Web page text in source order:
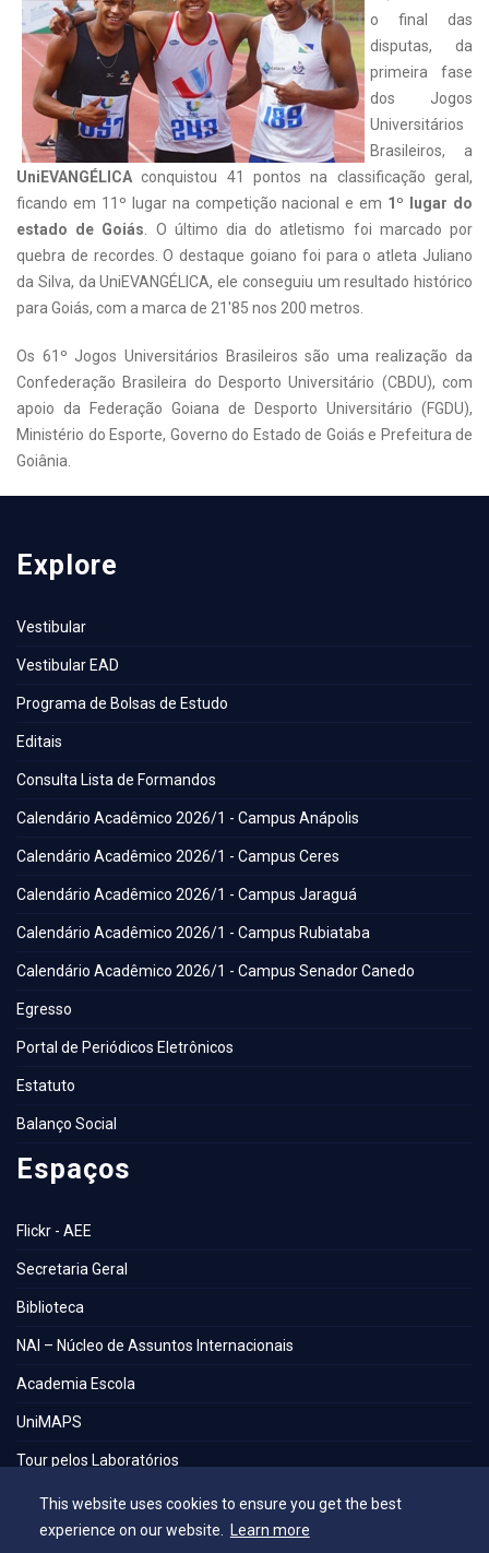
This website uses cookies to ensure you get the best
experience on our website. Learn more
o final das
disputas, da
primeira fase
dos Jogos
Universitários
Brasileiros, a
UniEVANGÉLICA conquistou 41 pontos na classificação geral,
ficando em 11º lugar na competição nacional e em 1º lugar do
estado de Goiás . O último dia do atletismo foi marcado por
quebra de recordes. O destaque goiano foi para o atleta Juliano
da Silva, da UniEVANGÉLICA, ele conseguiu um resultado histórico
para Goiás, com a marca de 21'85 nos 200 metros.
Os 61º Jogos Universitários Brasileiros são uma realização da
Confederação Brasileira do Desporto Universitário (CBDU), com
apoio da Federação Goiana de Desporto Universitário (FGDU),
Ministério do Esporte, Governo do Estado de Goiás e Prefeitura de
Goiânia.
Explore
Vestibular
Vestibular EAD
Programa de Bolsas de Estudo
Editais
Consulta Lista de Formandos
Calendário Acadêmico 2026/1 - Campus Anápolis
Calendário Acadêmico 2026/1 - Campus Ceres
Calendário Acadêmico 2026/1 - Campus Jaraguá
Calendário Acadêmico 2026/1 - Campus Rubiataba
Calendário Acadêmico 2026/1 - Campus Senador Canedo
Egresso
Portal de Periódicos Eletrônicos
Estatuto
Balanço Social
Espaços
Flickr - AEE
Secretaria Geral
Biblioteca
NAI – Núcleo de Assuntos Internacionais
Academia Escola
UniMAPS
Tour pelos Laboratórios
360º
Capelania Institucional